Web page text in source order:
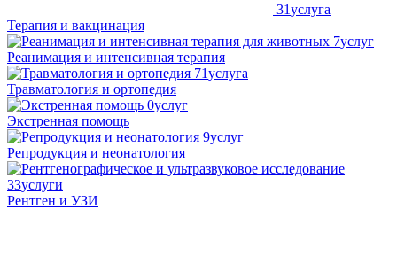
31услуга
Терапия и вакцинация
7услуг
Реанимация и интенсивная терапия
71услуга
Травматология и ортопедия
0услуг
Экстренная помощь
9услуг
Репродукция и неонатология
33услуги
Рентген и УЗИ